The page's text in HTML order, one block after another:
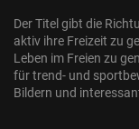
Der Titel gibt die
aktiv ihre Freizeit zu
Leben im Freien zu
für trend- und
Bildern und